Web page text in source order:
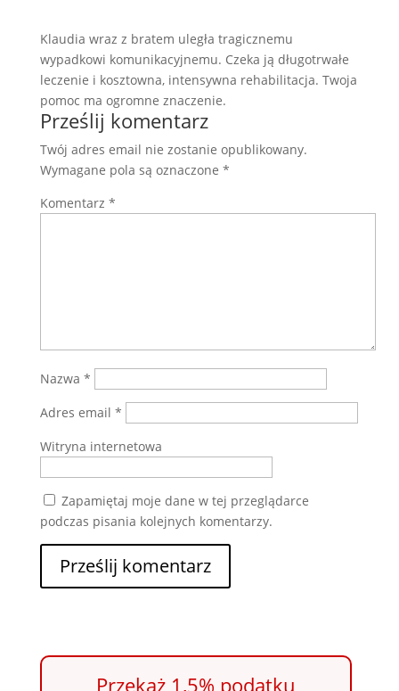
Klaudia wraz z bratem uległa tragicznemu
wypadkowi komunikacyjnemu. Czeka ją długotrwałe
leczenie i kosztowna, intensywna rehabilitacja. Twoja
pomoc ma ogromne znaczenie.
Prześlij komentarz
Twój adres email nie zostanie opublikowany.
Wymagane pola są oznaczone *
Komentarz *
Nazwa *
Adres email *
Witryna internetowa
Zapamiętaj moje dane w tej przeglądarce
podczas pisania kolejnych komentarzy.
Przekaż 1,5% podatku